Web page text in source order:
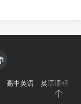
高中英语
英语课程